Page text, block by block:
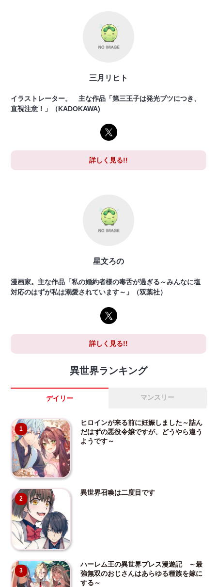
三月リヒト
イラストレーター。 主な作品「第三王子は発光ブツにつき、
直視注意！」（KADOKAWA)
詳しく見る!!
星文ろの
漫画家。主な作品「私の婚約者様の毒舌が過ぎる～みんなに塩
対応のはずが私は溺愛されています～」（双葉社）
詳しく見る!!
異世界ランキング
デイリー マンスリー
1
ヒロインが来る前に妊娠しました～詰ん
だはずの悪役令嬢ですが、どうやら違う
ようです～
2
異世界召喚は二度目です
3
ハーレム王の異世界プレス漫遊記 ～最
強無双のおじさんはあらゆる種族を嫁に
する～